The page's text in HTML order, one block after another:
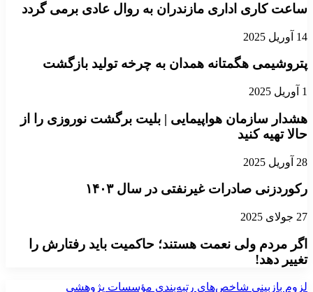
ساعت کاری اداری مازندران به روال عادی برمی گردد
14 آوریل 2025
پتروشیمی هگمتانه همدان به چرخه تولید بازگشت
1 آوریل 2025
هشدار سازمان هواپیمایی | بلیت برگشت نوروزی را از
حالا تهیه کنید
28 آوریل 2025
رکوردزنی صادرات غیرنفتی در سال ۱۴۰۳
27 جولای 2025
اگر مردم ولی نعمت هستند؛ حاکمیت باید رفتارش را
تغییر دهد!
لزوم بازبینی شاخص‌های رتبه‌بندی مؤسسات پژوهشی